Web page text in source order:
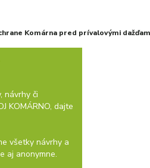
Komárna pred prívalovými
návrhy či
KOMÁRNO, dajte
všetky návrhy a
aj anonymne.